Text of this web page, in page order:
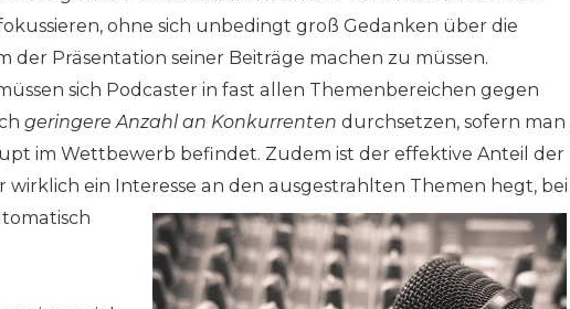
ohne sich unbedingt groß Gedanken über die
der Präsentation seiner Beiträge machen zu müssen.
sich Podcaster in fast allen Themenbereichen gegen
geringere Anzahl an Konkurrenten durchsetzen, sofern man
im Wettbewerb befindet. Zudem ist der effektive Anteil der
wirklich ein Interesse an den ausgestrahlten Themen hegt, bei
isch